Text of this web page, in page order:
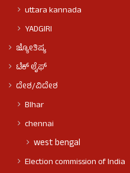
uttara kannada
YADGIRI
ಜ್ಯೋತಿಷ್ಯ
ಟೆಕ್ ಲೈಫ್
ದೇಶ/ವಿದೇಶ
BIhar
chennai
west bengal
Election commission of India